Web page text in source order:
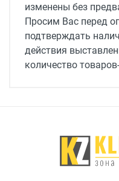
4 кВт
Потребляемая
3 кВт
Максимальная
Максимальная
изменены без
Просим Вас перед
подтверждать
действия
количество